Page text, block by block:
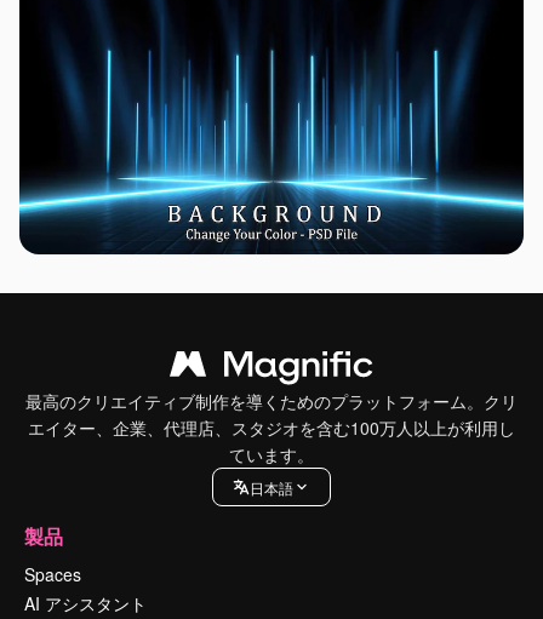
最高のクリエイティブ制作を導くためのプラットフォーム。クリ
エイター、企業、代理店、スタジオを含む100万人以上が利用し
ています。
日本語
製品
Spaces
AI アシスタント